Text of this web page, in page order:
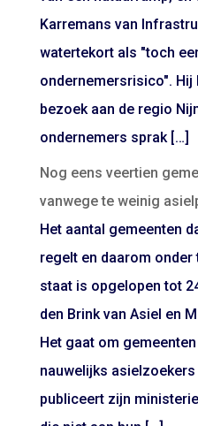
Karremans van
watertekort als "toch
ondernemersrisico". Hij
bezoek aan de regio
ondernemers sprak […]
Nog eens veertien
vanwege te weinig
Het aantal gemeenten
regelt en daarom
staat is opgelopen tot
den Brink van Asiel en
Het gaat om
nauwelijks
publiceert zijn